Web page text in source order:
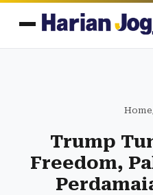
Home
Trump
Freedom,